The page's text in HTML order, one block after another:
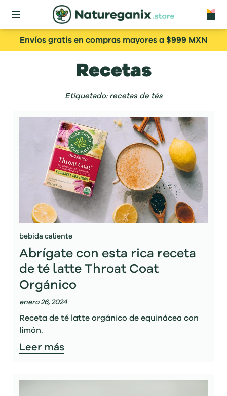
Envíos gratis en compras mayores a $999 MXN
Recetas
Etiquetado: recetas de tés
bebida caliente
Abrígate con esta rica receta
de té latte Throat Coat
Orgánico
enero 26, 2024
Receta de té latte orgánico de equinácea con
limón.
Leer más